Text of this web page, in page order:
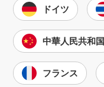
ドイツ
中華人民共和国
フランス